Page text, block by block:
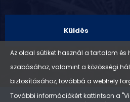
AAz oldal sütiket használ a tartalom és
szabásához, valamint a közösségi
biztosításához, továbbá a webhely
További információkért kattintson a